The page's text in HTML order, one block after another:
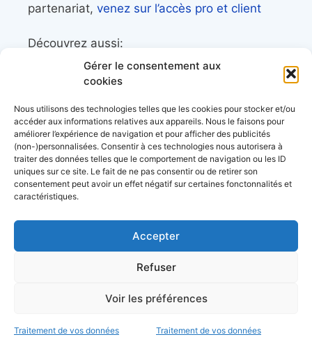
Gérer le consentement aux
cookies
Nous utilisons des technologies telles que les cookies pour stocker et/ou
accéder aux informations relatives aux appareils. Nous le faisons pour
améliorer l’expérience de navigation et pour afficher des publicités
(non-)personnalisées. Consentir à ces technologies nous autorisera à
traiter des données telles que le comportement de navigation ou les ID
uniques sur ce site. Le fait de ne pas consentir ou de retirer son
consentement peut avoir un effet négatif sur certaines fonctonnalités et
caractéristiques.
Accepter
Refuser
Voir les préférences
Traitement de vos données Traitement de vos données
partenariat, venez sur l’accès pro et client
Découvrez aussi:
Côtes&Mers, le magazine du littoral et sa
Mers&Montagnes, Equipement outdoor pour
le trek et le raid nautique
BoatingAds, le site d’annonces bateaux
européen
Stock images byDepositphotos
données personnelles
conditions générales
Envie de bons plans?
plaisanciers et d’actu?
C’est par ici